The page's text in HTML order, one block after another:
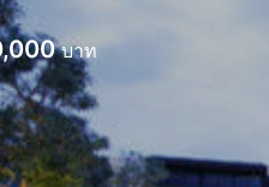
พร้อมการบำรุงรักษาแ
บาท